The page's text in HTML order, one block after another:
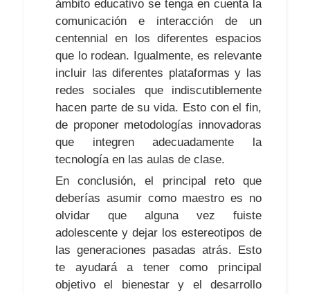
ámbito educativo se tenga en cuenta la
comunicación e interacción de un
centennial en los diferentes espacios
que lo rodean. Igualmente, es relevante
incluir las diferentes plataformas y las
redes sociales que indiscutiblemente
hacen parte de su vida. Esto con el fin,
de proponer metodologías innovadoras
que integren adecuadamente la
tecnología en las aulas de clase.
En conclusión, el principal reto que
deberías asumir como maestro es no
olvidar que alguna vez fuiste
adolescente y dejar los estereotipos de
las generaciones pasadas atrás. Esto
te ayudará a tener como principal
objetivo el bienestar y el desarrollo